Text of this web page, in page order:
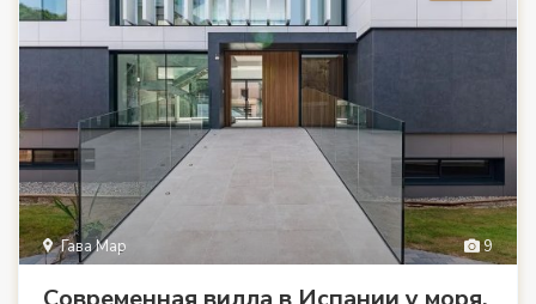
9
Гава Мар